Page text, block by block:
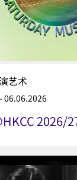
艺术
06.06.2026
2026/